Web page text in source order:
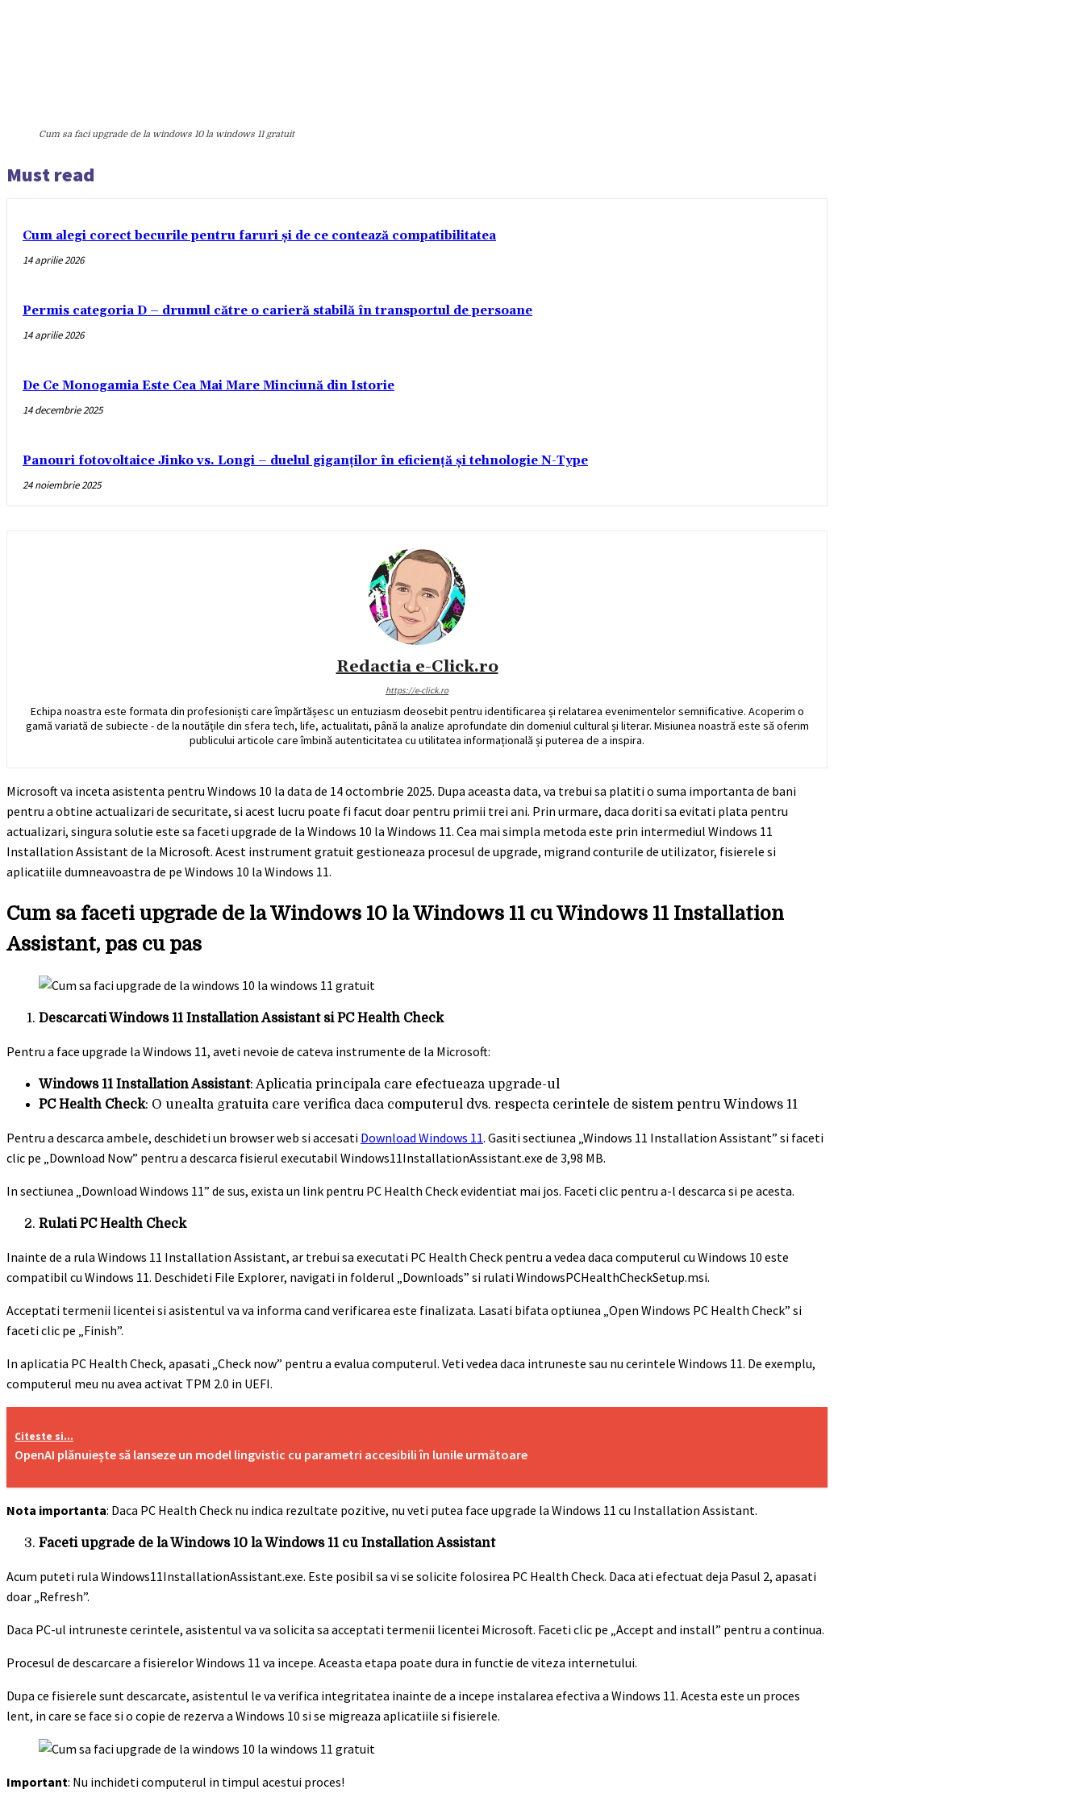
Cum sa faci upgrade de la windows 10 la windows 11 gratuit
Must read
Cum alegi corect becurile pentru faruri și de ce contează compatibilitatea
14 aprilie 2026
Permis categoria D – drumul către o carieră stabilă în transportul de persoane
14 aprilie 2026
De Ce Monogamia Este Cea Mai Mare Minciună din Istorie
14 decembrie 2025
Panouri fotovoltaice Jinko vs. Longi – duelul giganților în eficiență și tehnologie N-Type
24 noiembrie 2025
Redactia e-Click.ro
https://e-click.ro
Echipa noastra este formata din profesioniști care împărtășesc un entuziasm deosebit pentru identificarea și relatarea evenimentelor semnificative. Acoperim o
gamă variată de subiecte - de la noutățile din sfera tech, life, actualitati, până la analize aprofundate din domeniul cultural și literar. Misiunea noastră este să oferim
publicului articole care îmbină autenticitatea cu utilitatea informațională și puterea de a inspira.
Microsoft va inceta asistenta pentru Windows 10 la data de 14 octombrie 2025. Dupa aceasta data, va trebui sa platiti o suma importanta de bani
pentru a obtine actualizari de securitate, si acest lucru poate fi facut doar pentru primii trei ani. Prin urmare, daca doriti sa evitati plata pentru
actualizari, singura solutie este sa faceti upgrade de la Windows 10 la Windows 11. Cea mai simpla metoda este prin intermediul Windows 11
Installation Assistant de la Microsoft. Acest instrument gratuit gestioneaza procesul de upgrade, migrand conturile de utilizator, fisierele si
aplicatiile dumneavoastra de pe Windows 10 la Windows 11.
Cum sa faceti upgrade de la Windows 10 la Windows 11 cu Windows 11 Installation
Assistant, pas cu pas
Descarcati Windows 11 Installation Assistant si PC Health Check
Pentru a face upgrade la Windows 11, aveti nevoie de cateva instrumente de la Microsoft:
Windows 11 Installation Assistant: Aplicatia principala care efectueaza upgrade-ul
PC Health Check: O unealta gratuita care verifica daca computerul dvs. respecta cerintele de sistem pentru Windows 11
Pentru a descarca ambele, deschideti un browser web si accesati Download Windows 11. Gasiti sectiunea „Windows 11 Installation Assistant” si faceti
clic pe „Download Now” pentru a descarca fisierul executabil Windows11InstallationAssistant.exe de 3,98 MB.
In sectiunea „Download Windows 11” de sus, exista un link pentru PC Health Check evidentiat mai jos. Faceti clic pentru a-l descarca si pe acesta.
Rulati PC Health Check
Inainte de a rula Windows 11 Installation Assistant, ar trebui sa executati PC Health Check pentru a vedea daca computerul cu Windows 10 este
compatibil cu Windows 11. Deschideti File Explorer, navigati in folderul „Downloads” si rulati WindowsPCHealthCheckSetup.msi.
Acceptati termenii licentei si asistentul va va informa cand verificarea este finalizata. Lasati bifata optiunea „Open Windows PC Health Check” si
faceti clic pe „Finish”.
In aplicatia PC Health Check, apasati „Check now” pentru a evalua computerul. Veti vedea daca intruneste sau nu cerintele Windows 11. De exemplu,
computerul meu nu avea activat TPM 2.0 in UEFI.
Citeste si...
OpenAI plănuiește să lanseze un model lingvistic cu parametri accesibili în lunile următoare
Nota importanta: Daca PC Health Check nu indica rezultate pozitive, nu veti putea face upgrade la Windows 11 cu Installation Assistant.
Faceti upgrade de la Windows 10 la Windows 11 cu Installation Assistant
Acum puteti rula Windows11InstallationAssistant.exe. Este posibil sa vi se solicite folosirea PC Health Check. Daca ati efectuat deja Pasul 2, apasati
doar „Refresh”.
Daca PC-ul intruneste cerintele, asistentul va va solicita sa acceptati termenii licentei Microsoft. Faceti clic pe „Accept and install” pentru a continua.
Procesul de descarcare a fisierelor Windows 11 va incepe. Aceasta etapa poate dura in functie de viteza internetului.
Dupa ce fisierele sunt descarcate, asistentul le va verifica integritatea inainte de a incepe instalarea efectiva a Windows 11. Acesta este un proces
lent, in care se face si o copie de rezerva a Windows 10 si se migreaza aplicatiile si fisierele.
Important: Nu inchideti computerul in timpul acestui proces!